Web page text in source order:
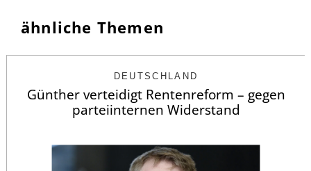
ähnliche Themen
DEUTSCHLAND
Günther verteidigt Rentenreform – gegen
parteiinternen Widerstand